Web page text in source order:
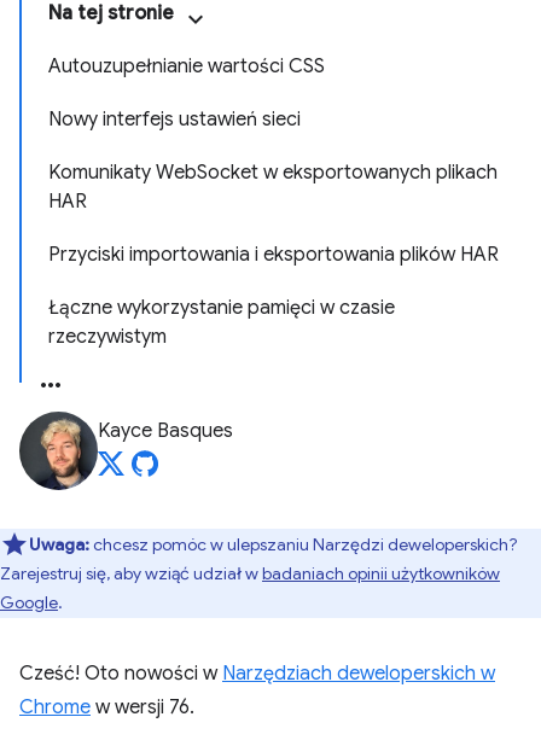
Na tej stronie
Autouzupełnianie wartości CSS
Nowy interfejs ustawień sieci
Komunikaty WebSocket w eksportowanych plikach
HAR
Przyciski importowania i eksportowania plików HAR
Łączne wykorzystanie pamięci w czasie
rzeczywistym
Kayce Basques
Uwaga:chcesz pomóc w ulepszaniu Narzędzi deweloperskich?
Zarejestruj się, aby wziąć udział wbadaniach opinii użytkowników
Google.
Cześć! Oto nowości w Narzędziach deweloperskich w
Chrome w wersji 76.